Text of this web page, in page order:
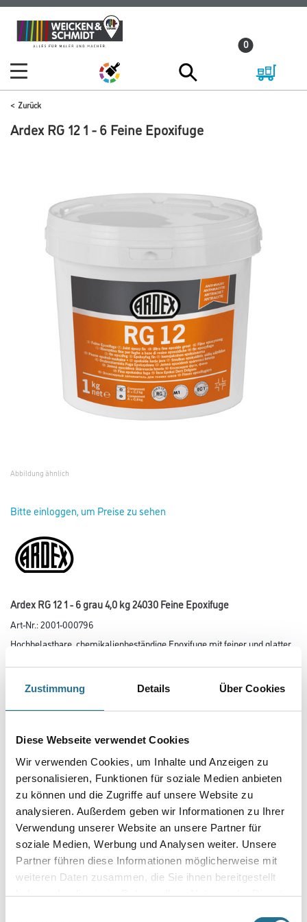
Zustimmung Details Über Cookies
Diese Webseite verwendet Cookies
Wir verwenden Cookies, um Inhalte und Anzeigen zu
personalisieren, Funktionen für soziale Medien anbieten
zu können und die Zugriffe auf unsere Website zu
analysieren. Außerdem geben wir Informationen zu Ihrer
Verwendung unserer Website an unsere Partner für
soziale Medien, Werbung und Analysen weiter. Unsere
Partner führen diese Informationen möglicherweise mit
weiteren Daten zusammen, die Sie ihnen bereitgestellt
haben oder die sie im Rahmen Ihrer Nutzung der Dienste
Zum
Inhalt
Zum
Navigationsmenü
0
Zurück
Ardex RG 12 1 - 6 Feine Epoxifuge
Abbildung ähnlich
Bitte einloggen, um Preise zu sehen
Ardex RG 12 1 - 6 grau 4,0 kg 24030 Feine Epoxifuge
Art-Nr.:2001-000796
Hochbelastbare, chemikalienbeständige Epoxifuge mit feiner und glatter
Für Fugenbreiten von 1-6 mm. Lange Verarbeitungszeit von 45 Minuten.
Farbtonbezeichnung
Umrechnungsfaktoren